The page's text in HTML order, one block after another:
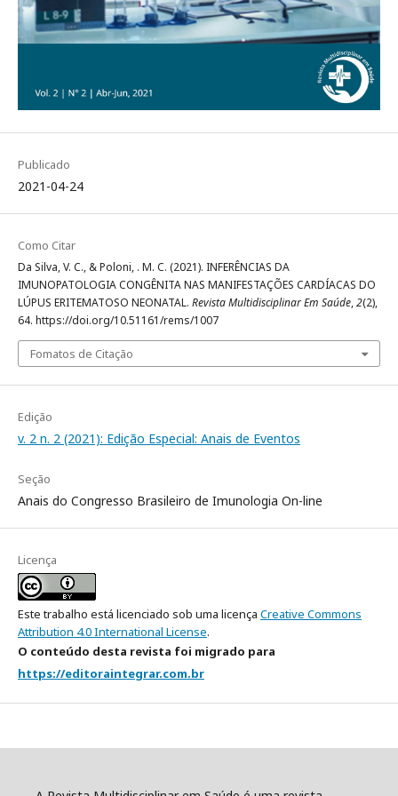
Publicado
2021-04-24
Como Citar
Da Silva, V. C., & Poloni, . M. C. (2021). INFERÊNCIAS DA
IMUNOPATOLOGIA CONGÊNITA NAS MANIFESTAÇÕES CARDÍACAS DO
LÚPUS ERITEMATOSO NEONATAL. Revista Multidisciplinar Em Saúde,2(2),
64. https://doi.org/10.51161/rems/1007
Fomatos de Citação
Edição
v. 2 n. 2 (2021): Edição Especial: Anais de Eventos
Seção
Anais do Congresso Brasileiro de Imunologia On-line
Licença
Este trabalho está licenciado sob uma licença Creative Commons
Attribution 4.0 International License.
O conteúdo desta revista foi migrado para
https://editoraintegrar.com.br